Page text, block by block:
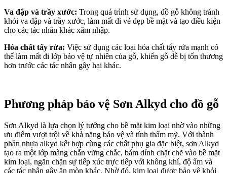
Va đập và trầy xước: Trong quá trình sử dụng, đồ gỗ không tránh
khỏi va đập và trầy xước, làm mất đi vẻ đẹp bề mặt và tạo điều kiện
cho các tác nhân khác xâm nhập.
Hóa chất tẩy rửa: Việc sử dụng các loại hóa chất tẩy rửa mạnh có
thể làm mất đi lớp bảo vệ tự nhiên của gỗ, khiến gỗ dễ bị tổn thương
hơn trước các tác nhân gây hại khác.
Phương pháp bảo vệ Sơn Alkyd cho đồ gỗ
Sơn Alkyd là lựa chọn lý tưởng cho bề mặt kim loại nhờ vào những
ưu điểm vượt trội về khả năng bảo vệ và tính thẩm mỹ. Với thành
phần nhựa alkyd kết hợp cùng các chất phụ gia đặc biệt, sơn Alkyd
tạo ra một lớp màng chắn vững chắc, bám dính chặt chẽ vào bề mặt
kim loại, ngăn chặn sự tiếp xúc trực tiếp với không khí, độ ẩm và
các tác nhân gây ăn mòn khác. Nhờ đó, kim loại được bảo vệ khỏi